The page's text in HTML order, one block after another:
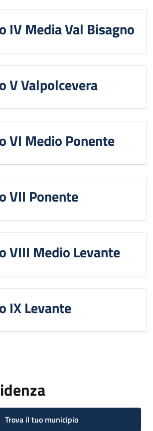
IV Media Val Bisagno
V Valpolcevera
VI Medio Ponente
VII Ponente
VIII Medio Levante
IX Levante
Trova il tuo municipio